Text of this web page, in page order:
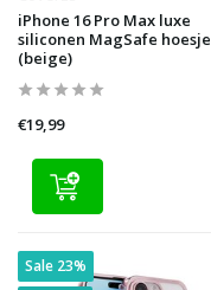
iPhone 16 Pro Max luxe
siliconen MagSafe hoesje
(beige)
€19,99
Sale 23%